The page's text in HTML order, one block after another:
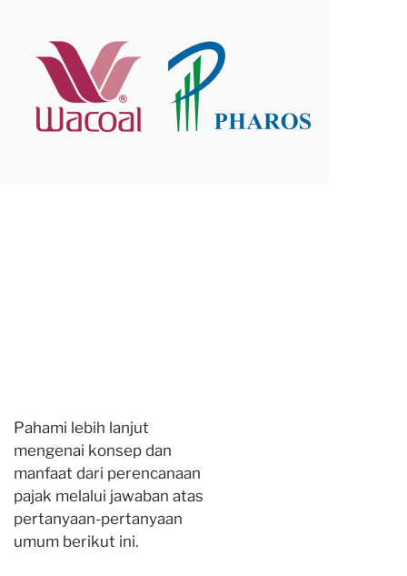
Pahami lebih lanjut
mengenai konsep dan
manfaat dari perencanaan
pajak melalui jawaban atas
pertanyaan-pertanyaan
umum berikut ini.